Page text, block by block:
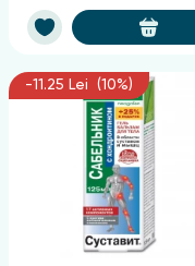
-11.25 Lei (10%)